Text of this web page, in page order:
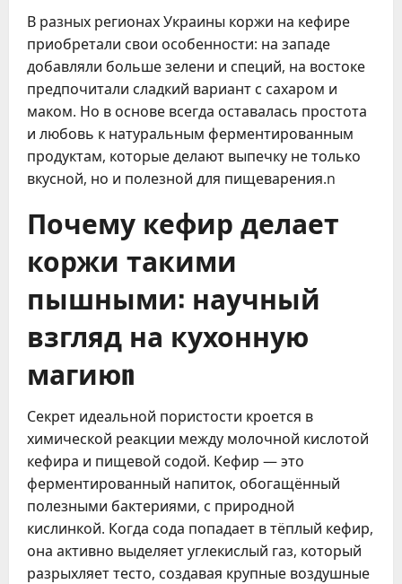
В разных регионах Украины коржи на кефире
приобретали свои особенности: на западе
добавляли больше зелени и специй, на востоке
предпочитали сладкий вариант с сахаром и
маком. Но в основе всегда оставалась простота
и любовь к натуральным ферментированным
продуктам, которые делают выпечку не только
вкусной, но и полезной для пищеварения.n
Почему кефир делает
коржи такими
пышными: научный
взгляд на кухонную
магиюn
Секрет идеальной пористости кроется в
химической реакции между молочной кислотой
кефира и пищевой содой. Кефир — это
ферментированный напиток, обогащённый
полезными бактериями, с природной
кислинкой. Когда сода попадает в тёплый кефир,
она активно выделяет углекислый газ, который
разрыхляет тесто, создавая крупные воздушные